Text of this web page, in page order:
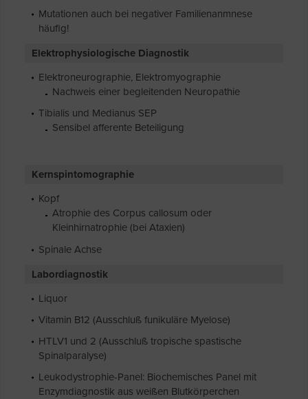
Mutationen auch bei negativer Familienanmnese
häufig!
Elektrophysiologische Diagnostik
Elektroneurographie, Elektromyographie
Nachweis einer begleitenden Neuropathie
Tibialis und Medianus SEP
Sensibel afferente Beteiligung
Kernspintomographie
Kopf
Atrophie des Corpus callosum oder
Kleinhirnatrophie (bei Ataxien)
Spinale Achse
Labordiagnostik
Liquor
Vitamin B12 (Ausschluß funikuläre Myelose)
HTLV1 und 2 (Ausschluß tropische spastische
Spinalparalyse)
Leukodystrophie-Panel: Biochemisches Panel mit
Enzymdiagnostik aus weißen Blutkörperchen